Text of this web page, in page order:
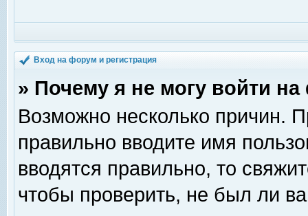
Вход на форум и регистрация
» Почему я не могу войти
Возможно несколько причин.
правильно вводите имя
вводятся правильно, то
чтобы проверить, не был ли